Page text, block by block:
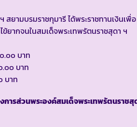
สยามบรมราชกุมารี ได้พระราชทานเงินเพื่อ
ยากจนในสมเด็จพระเทพรัตนราชสุดา ฯ
.๐๐ บาท
๐๐ บาท
บาท
การส่วนพระองค์สมเด็จพระเทพรัตนราชสุ